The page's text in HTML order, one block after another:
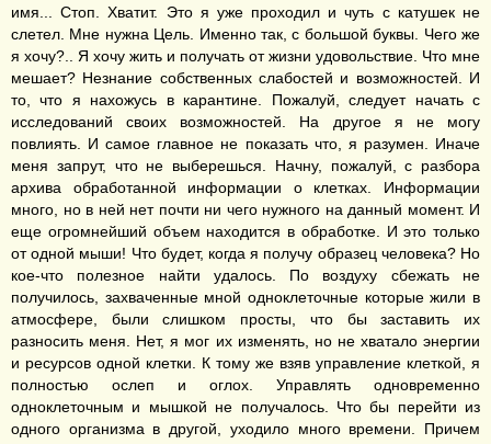
имя... Стоп. Хватит. Это я уже проходил и чуть с катушек не
слетел. Мне нужна Цель. Именно так, с большой буквы. Чего же
я хочу?.. Я хочу жить и получать от жизни удовольствие. Что мне
мешает? Незнание собственных слабостей и возможностей. И
то, что я нахожусь в карантине. Пожалуй, следует начать с
исследований своих возможностей. На другое я не могу
повлиять. И самое главное не показать что, я разумен. Иначе
меня запрут, что не выберешься. Начну, пожалуй, с разбора
архива обработанной информации о клетках. Информации
много, но в ней нет почти ни чего нужного на данный момент. И
еще огромнейший объем находится в обработке. И это только
от одной мыши! Что будет, когда я получу образец человека? Но
кое-что полезное найти удалось. По воздуху сбежать не
получилось, захваченные мной одноклеточные которые жили в
атмосфере, были слишком просты, что бы заставить их
разносить меня. Нет, я мог их изменять, но не хватало энергии
и ресурсов одной клетки. К тому же взяв управление клеткой, я
полностью ослеп и оглох. Управлять одновременно
одноклеточным и мышкой не получалось. Что бы перейти из
одного организма в другой, уходило много времени. Причем